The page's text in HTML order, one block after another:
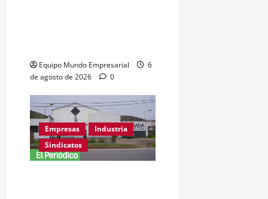
Equipo Mundo Empresarial
6
de agosto de 2026
0
Empresas
Industria
Sindicatos